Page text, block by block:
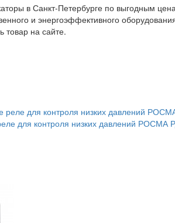
в Санкт-Петербурге по выгодным
и энергоэффективного
товар на сайте.
для кон­тро­ля низ­ких дав­ле­ний РОСМА